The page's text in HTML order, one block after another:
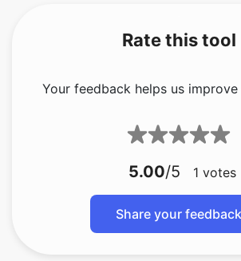
5.00
Share your feedback